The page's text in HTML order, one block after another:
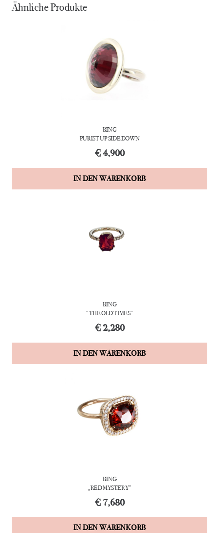
Ähnliche Produkte
RING
PURIST UP SIDE DOWN
€4,900
IN DEN WARENKORB
RING
“THE OLD TIMES”
€2,280
IN DEN WARENKORB
RING
„RED MYSTERY”
€7,680
IN DEN WARENKORB